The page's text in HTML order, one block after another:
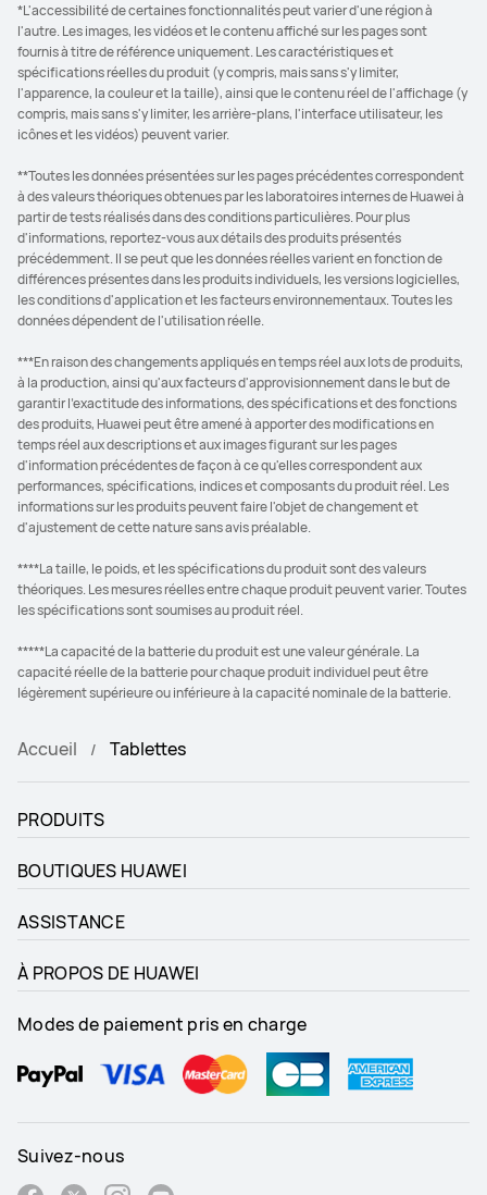
*L'accessibilité de certaines fonctionnalités peut varier d'une région à
l'autre. Les images, les vidéos et le contenu affiché sur les pages sont
fournis à titre de référence uniquement. Les caractéristiques et
spécifications réelles du produit (y compris, mais sans s'y limiter,
l'apparence, la couleur et la taille), ainsi que le contenu réel de l'affichage (y
compris, mais sans s'y limiter, les arrière-plans, l'interface utilisateur, les
icônes et les vidéos) peuvent varier.
**Toutes les données présentées sur les pages précédentes correspondent
à des valeurs théoriques obtenues par les laboratoires internes de Huawei à
partir de tests réalisés dans des conditions particulières. Pour plus
d'informations, reportez-vous aux détails des produits présentés
précédemment. Il se peut que les données réelles varient en fonction de
différences présentes dans les produits individuels, les versions logicielles,
les conditions d'application et les facteurs environnementaux. Toutes les
données dépendent de l'utilisation réelle.
***En raison des changements appliqués en temps réel aux lots de produits,
à la production, ainsi qu'aux facteurs d'approvisionnement dans le but de
garantir l'exactitude des informations, des spécifications et des fonctions
des produits, Huawei peut être amené à apporter des modifications en
temps réel aux descriptions et aux images figurant sur les pages
d'information précédentes de façon à ce qu'elles correspondent aux
performances, spécifications, indices et composants du produit réel. Les
informations sur les produits peuvent faire l'objet de changement et
d'ajustement de cette nature sans avis préalable.
****La taille, le poids, et les spécifications du produit sont des valeurs
théoriques. Les mesures réelles entre chaque produit peuvent varier. Toutes
les spécifications sont soumises au produit réel.
*****La capacité de la batterie du produit est une valeur générale. La
capacité réelle de la batterie pour chaque produit individuel peut être
légèrement supérieure ou inférieure à la capacité nominale de la batterie.
Accueil Tablettes
PRODUITS
BOUTIQUES HUAWEI
ASSISTANCE
À PROPOS DE HUAWEI
Modes de paiement pris en charge
Suivez-nous